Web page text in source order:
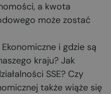
a kwota
może zostać
i gdzie są
kraju? Jak
SSE? Czy
także wiąże się